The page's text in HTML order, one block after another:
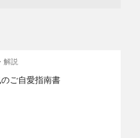
解説
ご自愛指南書